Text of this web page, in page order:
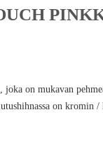
on mukavan
on kromin